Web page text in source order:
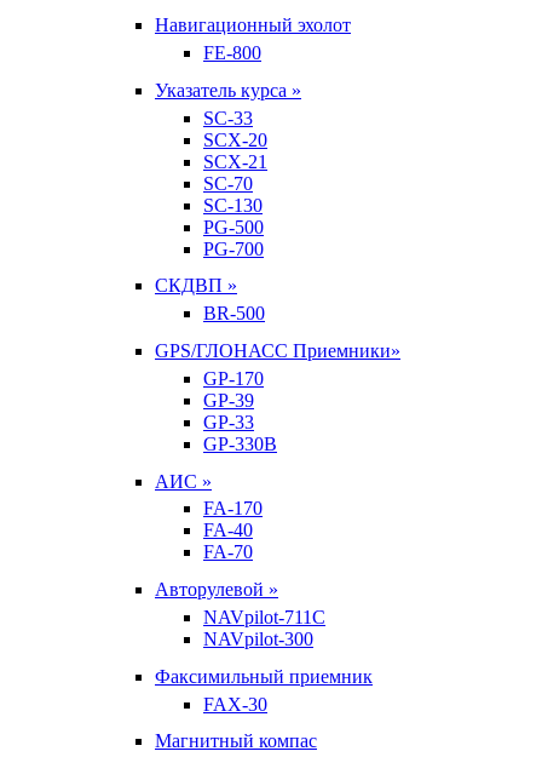
Навигационный эхолот
FE-800
Указатель курса »
SC-33
SCX-20
SCX-21
SC-70
SC-130
PG-500
PG-700
СКДВП »
BR-500
GPS/ГЛОНАСС Приемники»
GP-170
GP-39
GP-33
GP-330B
АИС »
FA-170
FA-40
FA-70
Авторулевой »
NAVpilot-711С
NAVpilot-300
Факсимильный приемник
FAX-30
Магнитный компас